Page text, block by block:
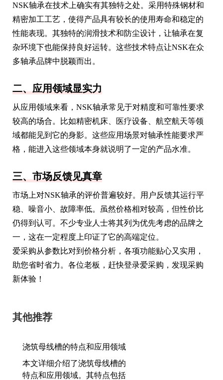
NSK轴承在技术上确实有其独特之处。采用特殊钢材和
精密加工工艺，使得产品具有较长的使用寿命和稳定的
性能表现。其独特的润滑技术和防尘设计，让轴承在复
杂环境下也能保持良好运转。这些技术特点让NSK在众
多轴承品牌中脱颖而出。
二、应用领域显实力
从应用领域来看，NSK轴承常见于对精度和可靠性要求
较高的场合。比如精密机床、医疗设备、航空航天等领
域都能见到它的身影。这些应用场景对轴承性能要求严
格，能进入这些领域本身就说明了一定的产品水准。
三、市场反馈见真章
市场上对NSK轴承的评价普遍较好。用户反馈其运行平
稳、噪音小、故障率低。虽然价格相对较高，但性价比
仍得到认可。不少专业人士将其列为优先考虑的品牌之
一，这在一定程度上印证了它的高端定位。
爱采购从参数比对到价格分析，各项功能贴心又实用，
助您省时省力。各位老板，赶快登录爱采购，发现采购
新体验！
其他推荐
浇筑母线槽的特点和应用领域
本文详细介绍了浇筑母线槽的
特点和应用领域。其特点包括